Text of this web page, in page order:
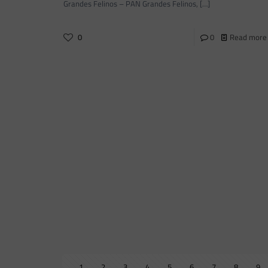
Grandes Felinos – PAN Grandes Felinos, […]
0 0 Read more